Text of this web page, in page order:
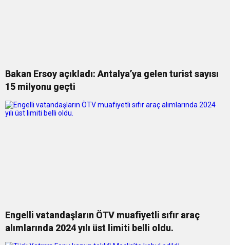
Bakan Ersoy açıkladı: Antalya’ya gelen turist sayısı
15 milyonu geçti
Engelli vatandaşların ÖTV muafiyetli sıfır araç
alımlarında 2024 yılı üst limiti belli oldu.